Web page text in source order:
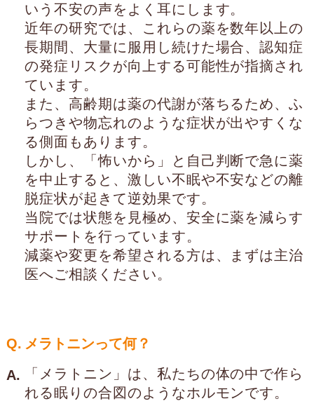
いう不安の声をよく耳にします。
近年の研究では、これらの薬を数年以上の
長期間、大量に服用し続けた場合、認知症
の発症リスクが向上する可能性が指摘され
ています。
また、高齢期は薬の代謝が落ちるため、ふ
らつきや物忘れのような症状が出やすくな
る側面もあります。
しかし、「怖いから」と自己判断で急に薬
を中止すると、激しい不眠や不安などの離
脱症状が起きて逆効果です。
当院では状態を見極め、安全に薬を減らす
サポートを行っています。
減薬や変更を希望される方は、まずは主治
医へご相談ください。
Q. メラトニンって何？
A.
「メラトニン」は、私たちの体の中で作ら
れる眠りの合図のようなホルモンです。